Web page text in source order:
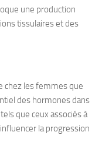
une production
tissulaires et des
chez les femmes que
des hormones dans
que ceux associés à
la progression